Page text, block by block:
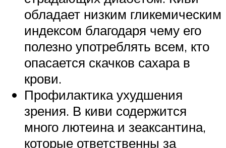
обладает низким гликемическим
индексом благодаря чему его
полезно употреблять всем, кто
опасается скачков сахара в
крови.
Профилактика ухудшения
зрения. В киви содержится
много лютеина и зеаксантина,
которые ответственны за